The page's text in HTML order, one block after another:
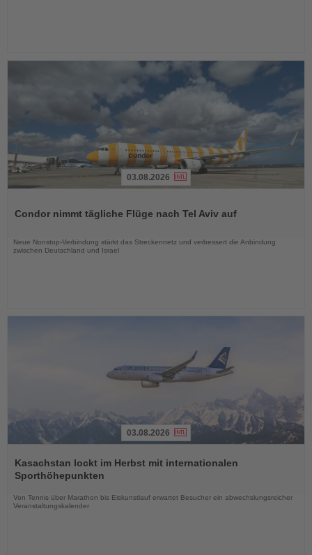
die
03.08.2026
Condor nimmt tägliche Flüge nach Tel Aviv auf
Neue Nonstop-Verbindung stärkt das Streckennetz und verbessert die Anbindung
zwischen Deutschland und Israel
Sie
die
Nachrichten
03.08.2026
Kasachstan lockt im Herbst mit internationalen
Sporthöhepunkten
Von Tennis über Marathon bis Eiskunstlauf erwartet Besucher ein abwechslungsreicher
Veranstaltungskalender